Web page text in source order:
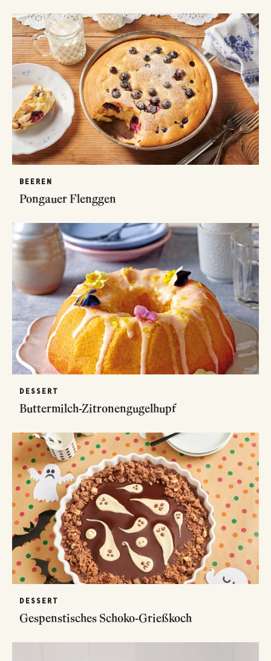
BEEREN
Pongauer Flenggen
DESSERT
Buttermilch-Zitronengugelhupf
DESSERT
Gespenstisches Schoko-Grießkoch